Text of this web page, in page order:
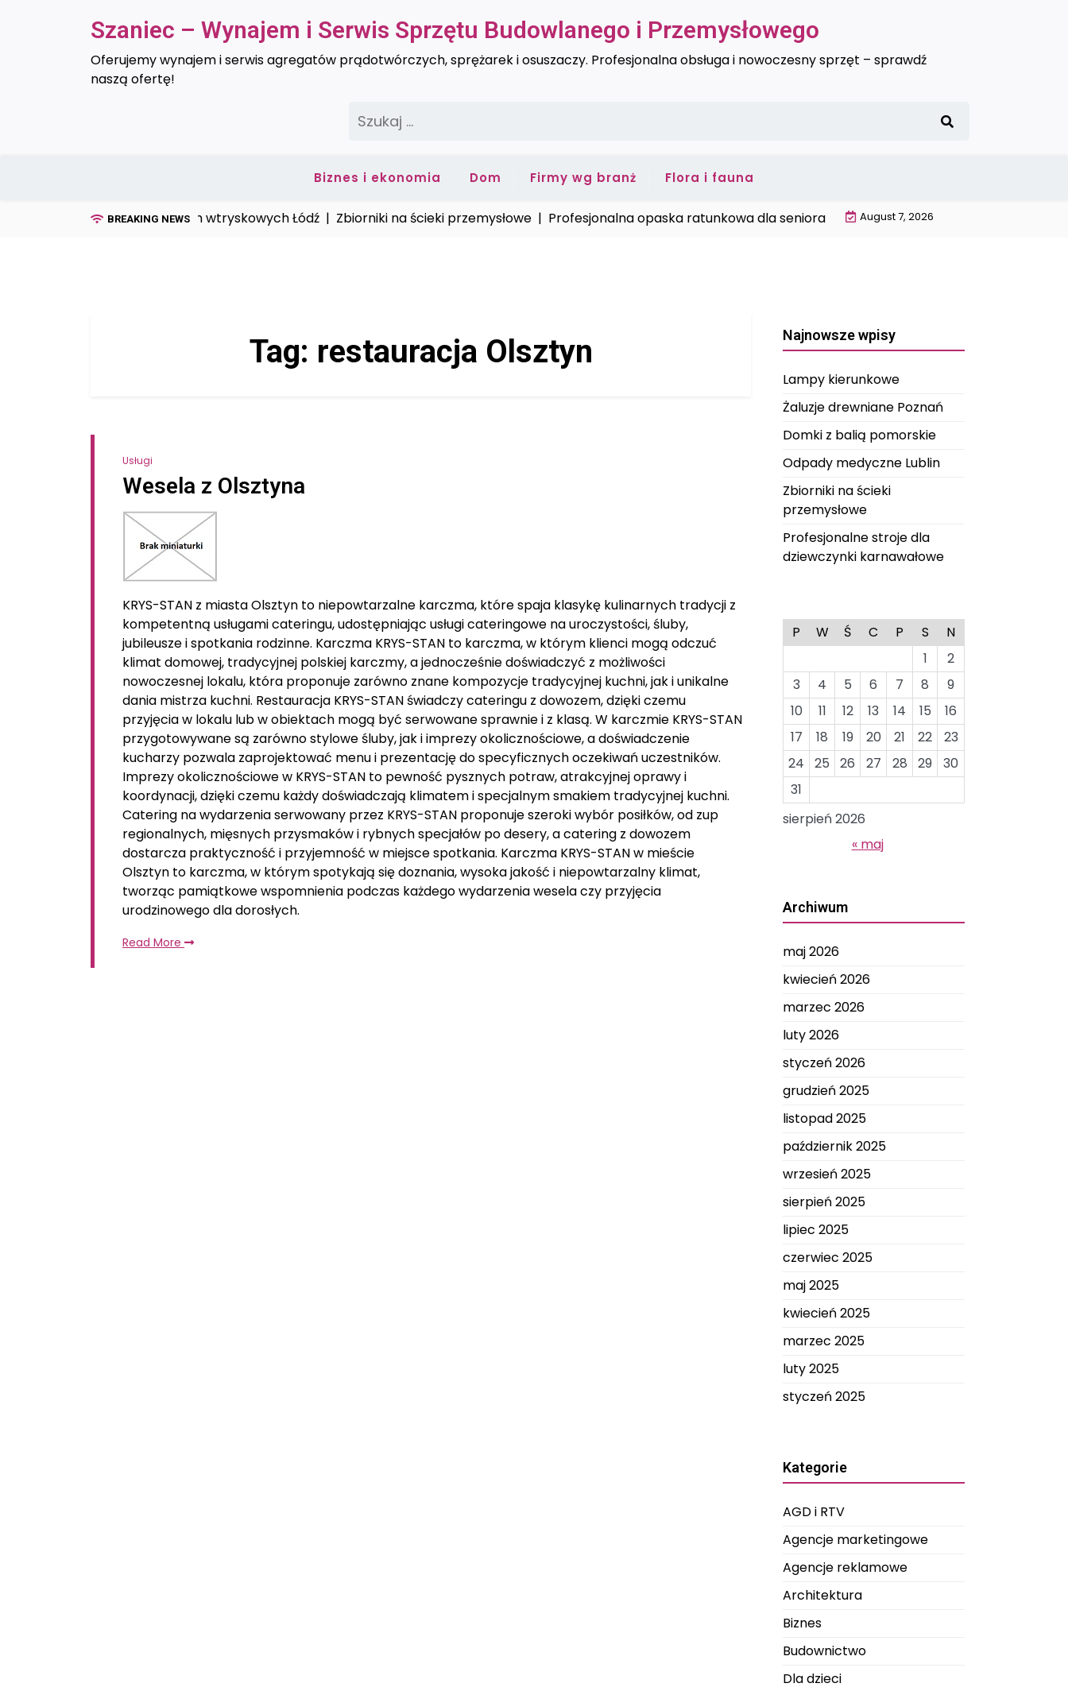
Szaniec – Wynajem i Serwis Sprzętu Budowlanego i Przemysłowego
Oferujemy wynajem i serwis agregatów prądotwórczych, sprężarek i osuszaczy. Profesjonalna obsługa i nowoczesny sprzęt – sprawdź
naszą ofertę!
Biznes i ekonomia Dom Firmy wg branż Flora i fauna
BREAKING NEWS
Serwis form wtryskowych Łódź |Zbiorniki na ścieki przemysłowe |Profesjonalna opaska ratunkowa dla seniora Trójmiasto |Wysokiej jakości
August 7, 2026
Tag: restauracja Olsztyn
Usługi
Wesela z Olsztyna
KRYS-STAN z miasta Olsztyn to niepowtarzalne karczma, które spaja klasykę kulinarnych tradycji z
kompetentną usługami cateringu, udostępniając usługi cateringowe na uroczystości, śluby,
jubileusze i spotkania rodzinne. Karczma KRYS-STAN to karczma, w którym klienci mogą odczuć
klimat domowej, tradycyjnej polskiej karczmy, a jednocześnie doświadczyć z możliwości
nowoczesnej lokalu, która proponuje zarówno znane kompozycje tradycyjnej kuchni, jak i unikalne
dania mistrza kuchni. Restauracja KRYS-STAN świadczy cateringu z dowozem, dzięki czemu
przyjęcia w lokalu lub w obiektach mogą być serwowane sprawnie i z klasą. W karczmie KRYS-STAN
przygotowywane są zarówno stylowe śluby, jak i imprezy okolicznościowe, a doświadczenie
kucharzy pozwala zaprojektować menu i prezentację do specyficznych oczekiwań uczestników.
Imprezy okolicznościowe w KRYS-STAN to pewność pysznych potraw, atrakcyjnej oprawy i
koordynacji, dzięki czemu każdy doświadczają klimatem i specjalnym smakiem tradycyjnej kuchni.
Catering na wydarzenia serwowany przez KRYS-STAN proponuje szeroki wybór posiłków, od zup
regionalnych, mięsnych przysmaków i rybnych specjałów po desery, a catering z dowozem
dostarcza praktyczność i przyjemność w miejsce spotkania. Karczma KRYS-STAN w mieście
Olsztyn to karczma, w którym spotykają się doznania, wysoka jakość i niepowtarzalny klimat,
tworząc pamiątkowe wspomnienia podczas każdego wydarzenia wesela czy przyjęcia
urodzinowego dla dorosłych.
Read More
Najnowsze wpisy
Lampy kierunkowe
Żaluzje drewniane Poznań
Domki z balią pomorskie
Odpady medyczne Lublin
Zbiorniki na ścieki
przemysłowe
Profesjonalne stroje dla
dziewczynki karnawałowe
sierpień 2026
P W Ś C P S
N
1
2
3
4 5 6 7 8
9
10
11 12 13 14 15
16
17
18 19 20 21 22
23
24
25 26 27 28 29
30
31
« maj
Archiwum
maj 2026
kwiecień 2026
marzec 2026
luty 2026
styczeń 2026
grudzień 2025
listopad 2025
październik 2025
wrzesień 2025
sierpień 2025
lipiec 2025
czerwiec 2025
maj 2025
kwiecień 2025
marzec 2025
luty 2025
styczeń 2025
Kategorie
AGD i RTV
Agencje marketingowe
Agencje reklamowe
Architektura
Biznes
Budownictwo
Dla dzieci